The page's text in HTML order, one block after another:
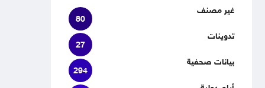
غير مصنف
80
تدوينات
27
بيانات صحفية
294